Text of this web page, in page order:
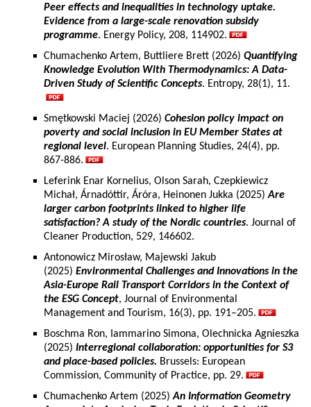
Peer effects and inequalities in technology uptake.
Evidence from a large-scale renovation subsidy
programme. Energy Policy, 208, 114902.
Chumachenko Artem, Buttliere Brett (2026) Quantifying
Knowledge Evolution With Thermodynamics: A Data-
Driven Study of Scientific Concepts. Entropy, 28(1), 11.
Smętkowski Maciej (2026) Cohesion policy impact on
poverty and social inclusion in EU Member States at
regional level. European Planning Studies, 24(4), pp.
867-886.
Leferink Enar Kornelius, Olson Sarah, Czepkiewicz
Michał, Árnadóttir, Áróra, Heinonen Jukka (2025)Are
larger carbon footprints linked to higher life
satisfaction? A study of the Nordic countries. Journal of
Cleaner Production, 529, 146602.
Antonowicz Mirosław, Majewski Jakub
(2025) Environmental Challenges and Innovations in the
Asia-Europe Rail Transport Corridors in the Context of
the ESG Concept, Journal of Environmental
Management and Tourism, 16(3), pp. 191–205.
Boschma Ron, Iammarino Simona, Olechnicka Agnieszka
(2025) Interregional collaboration: opportunities for S3
and place-based policies. Brussels: European
Commission, Community of Practice, pp. 29.
Chumachenko Artem (2025)An Information Geometry